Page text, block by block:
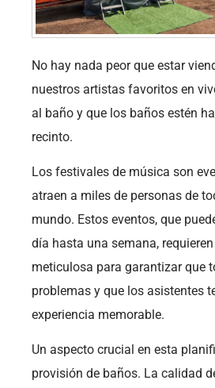
No hay nada peor que estar
nuestros artistas favoritos en
al baño y que los baños estén
recinto.
Los festivales de música son
atraen a miles de personas de
mundo. Estos eventos, que
día hasta una semana,
meticulosa para garantizar que
problemas y que los asistentes
experiencia memorable.
Un aspecto crucial en esta
provisión de baños. La calidad